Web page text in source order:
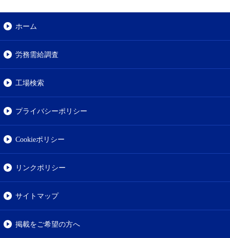
ホーム
労務需給調査
工場検索
プライバシーポリシー
Cookieポリシー
リンクポリシー
サイトマップ
掲載をご希望の方へ